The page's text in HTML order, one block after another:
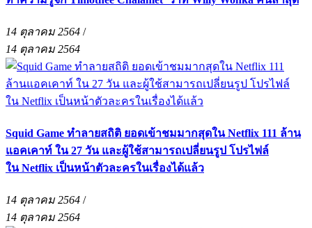
14 ตุลาคม 2564 /
14 ตุลาคม 2564
Squid Game ทำลายสถิติ ยอดเข้าชมมากสุดใน Netflix 111 ล้าน
แอคเคาท์ ใน 27 วัน และผู้ใช้สามารถเปลี่ยนรูป โปรไฟล์
ใน Netflix เป็นหน้าตัวละครในเรื่องได้แล้ว
14 ตุลาคม 2564 /
14 ตุลาคม 2564